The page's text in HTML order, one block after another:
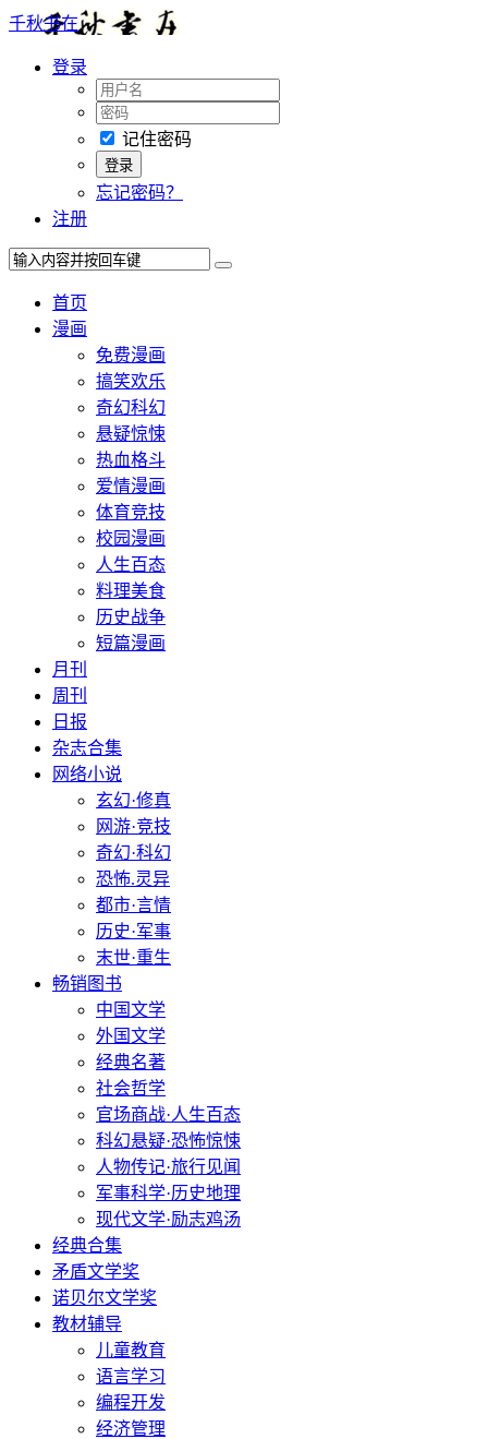
千秋书在
登录
记住密码
忘记密码？
注册
首页
漫画
免费漫画
搞笑欢乐
奇幻科幻
悬疑惊悚
热血格斗
爱情漫画
体育竞技
校园漫画
人生百态
料理美食
历史战争
短篇漫画
月刊
周刊
日报
杂志合集
网络小说
玄幻·修真
网游·竞技
奇幻·科幻
恐怖.灵异
都市·言情
历史·军事
末世·重生
畅销图书
中国文学
外国文学
经典名著
社会哲学
官场商战·人生百态
科幻悬疑·恐怖惊悚
人物传记·旅行见闻
军事科学·历史地理
现代文学·励志鸡汤
经典合集
矛盾文学奖
诺贝尔文学奖
教材辅导
儿童教育
语言学习
编程开发
经济管理